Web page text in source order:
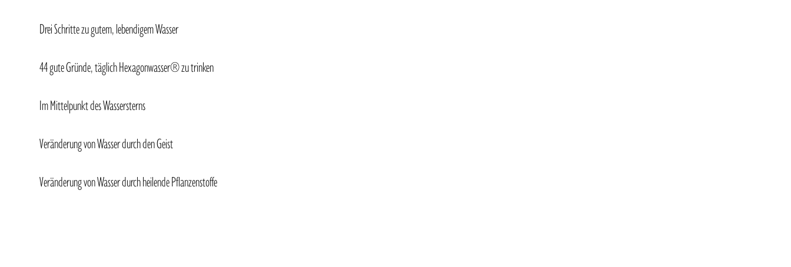
Drei Schritte zu gutem, lebendigem Wasser
44 gute Gründe, täglich Hexagonwasser® zu trinken
Im Mittelpunkt des Wassersterns
Veränderung von Wasser durch den Geist
Veränderung von Wasser durch heilende Pflanzenstoffe